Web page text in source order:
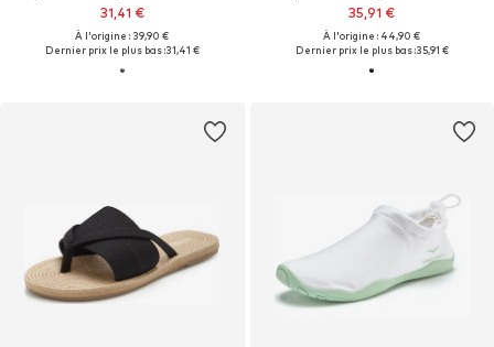
31,41 €
À l'origine : 39,90 €
Dernier prix le plus bas :31,41 €
35,91 €
À l'origine : 44,90 €
Dernier prix le plus bas :35,91 €